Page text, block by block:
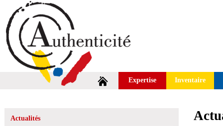
Expertise Inventaire
Actualités